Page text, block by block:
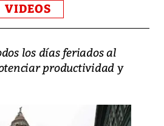
VIDEOS
los días feriados al
productividad y